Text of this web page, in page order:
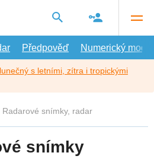
Předpověď Numerický model
s letními, zítra i tropickými
Radarové snímky, radar
snímky